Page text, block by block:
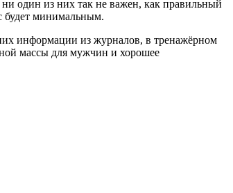
один из них так не важен, как правильный
будет минимальным.
информации из журналов, в тренажёрном
массы для мужчин и хорошее